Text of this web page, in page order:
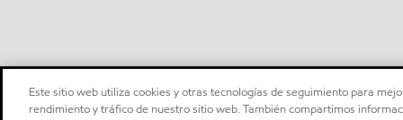
Este sitio web utiliza cookies y otras tecnologías de seguimiento para
rendimiento y tráfico de nuestro sitio web. También compartimos